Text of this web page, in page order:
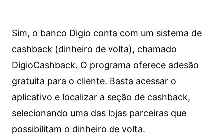
Sim, o banco Digio conta com um sistema de
cashback (dinheiro de volta), chamado
DigioCashback. O programa oferece adesão
gratuita para o cliente. Basta acessar o
aplicativo e localizar a seção de cashback,
selecionando uma das lojas parceiras que
possibilitam o dinheiro de volta.